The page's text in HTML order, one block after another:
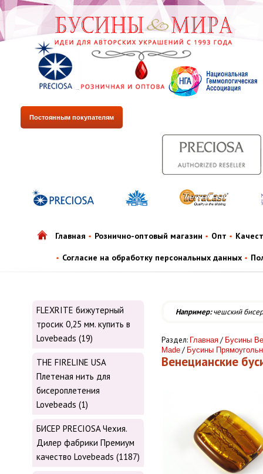
Постоянным покупателям
Главная Рознично-оптовый магазин Опт
Согласие на обработку персональных данных
FLEXRITE бижутерный
тросик 0,25 мм. купить в
Lovebeads (19)
THE FIRELINE USA
Плетеная нить для
бисероплетения
Lovebeads (1)
БИСЕР PRECIOSA Чехия.
Дилер фабрики Премиум
качество Lovebeads (1187)
Например:чешский бисер
Раздел: Главная / Бусины
Made / Бусины
Венецианские